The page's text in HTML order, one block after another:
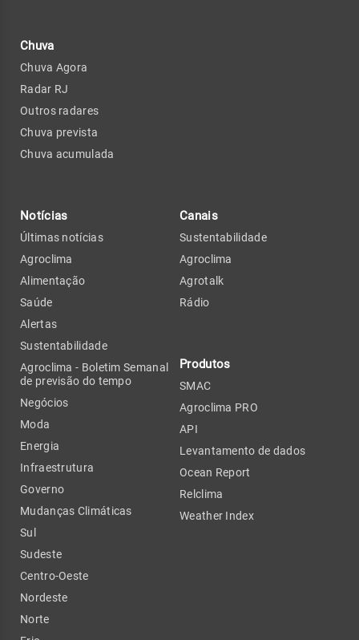
Chuva
Chuva Agora
Radar RJ
Outros radares
Chuva prevista
Chuva acumulada
Notícias
Últimas notícias
Agroclima
Alimentação
Saúde
Alertas
Sustentabilidade
Agroclima - Boletim Semanal
de previsão do tempo
Negócios
Moda
Energia
Infraestrutura
Governo
Mudanças Climáticas
Sul
Sudeste
Centro-Oeste
Nordeste
Norte
Canais
Sustentabilidade
Agroclima
Agrotalk
Rádio
Produtos
SMAC
Agroclima PRO
API
Levantamento de dados
Ocean Report
Relclima
Weather Index